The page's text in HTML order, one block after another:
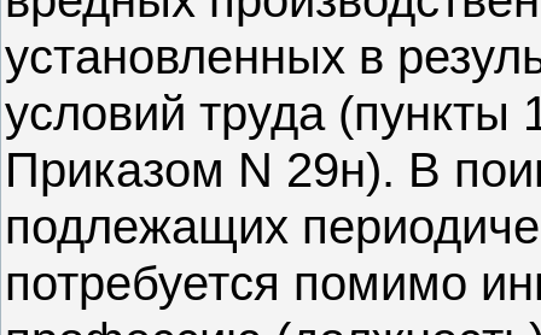
установленных в
условий труда (пункты
Приказом N 29н). В
подлежащих
потребуется помимо